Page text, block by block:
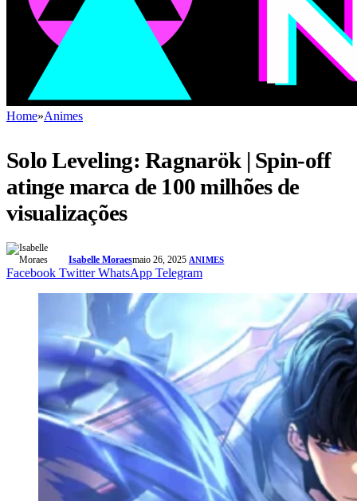
Home»Animes
Solo Leveling: Ragnarök | Spin-off
atinge marca de 100 milhões de
visualizações
Isabelle Moraesmaio 26, 2025 ANIMES
Facebook Twitter WhatsApp Telegram